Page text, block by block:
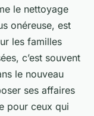
le nettoyage
onéreuse, est
les familles
c’est souvent
le nouveau
ses affaires
pour ceux qui